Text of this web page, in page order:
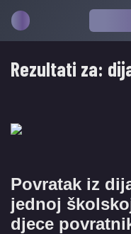
Rezultati za:
Povratak iz
jednoj
djece